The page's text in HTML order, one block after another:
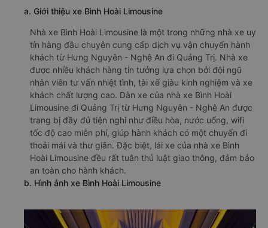
a. Giới thiệu xe Bình Hoài Limousine
Nhà xe Bình Hoài Limousine là một trong những nhà xe uy
tín hàng đầu chuyên cung cấp dịch vụ vận chuyển hành
khách từ Hưng Nguyên - Nghệ An đi Quảng Trị. Nhà xe
được nhiều khách hàng tin tưởng lựa chọn bởi đội ngũ
nhân viên tư vấn nhiệt tình, tài xế giàu kinh nghiệm và xe
khách chất lượng cao. Dàn xe của nhà xe Bình Hoài
Limousine đi Quảng Trị từ Hưng Nguyên - Nghệ An được
trang bị đầy đủ tiện nghi như điều hòa, nước uống, wifi
tốc độ cao miễn phí, giúp hành khách có một chuyến đi
thoải mái và thư giãn. Đặc biệt, lái xe của nhà xe Bình
Hoài Limousine đều rất tuân thủ luật giao thông, đảm bảo
an toàn cho hành khách.
b. Hình ảnh xe Bình Hoài Limousine